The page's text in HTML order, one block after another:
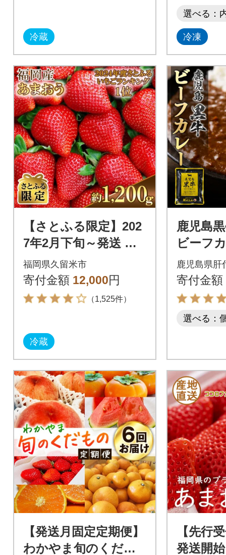
冷蔵
選べる：
冷凍
【さとふる限定】202
7年2月下旬～発送 あ
まおう約300g×4パッ
ク(約1,200g)【数量限
定】
福岡県久留米市
寄付金額 12,000円
（1,525件）
冷蔵
鹿児島
ビーフ
0P)
鹿児島県肝
寄付金額
選べる：
【発送月固定定期便】
わかやま旬のくだも
【先行
発送開